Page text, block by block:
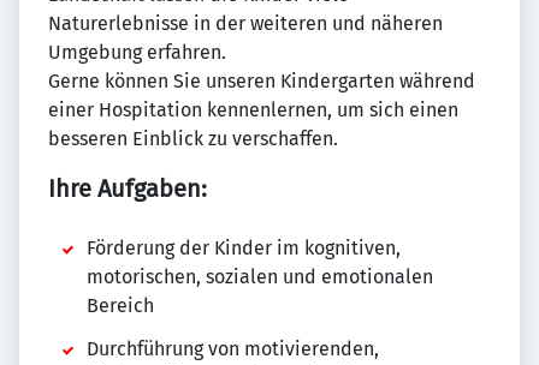
Naturerlebnisse in der weiteren und näheren
Umgebung erfahren.
Gerne können Sie unseren Kindergarten während
einer Hospitation kennenlernen, um sich einen
besseren Einblick zu verschaffen.
Ihre Aufgaben:
Förderung der Kinder im kognitiven,
motorischen, sozialen und emotionalen
Bereich
Durchführung von motivierenden,